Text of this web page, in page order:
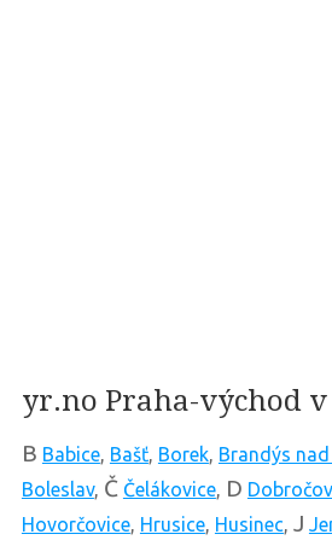
yr.no Praha-východ
B Babice, Bašť, Borek, Brandýs
Boleslav, Č Čelákovice, D
Hovorčovice, Hrusice, Husinec, J